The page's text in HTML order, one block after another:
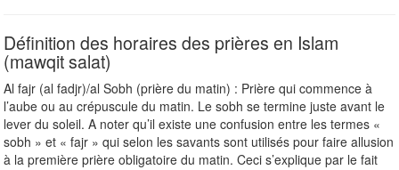
Définition des horaires des prières en Islam
(mawqit salat)
Al fajr (al fadjr)/al Sobh (prière du matin) : Prière qui commence à
l’aube ou au crépuscule du matin. Le sobh se termine juste avant le
lever du soleil. A noter qu’il existe une confusion entre les termes «
sobh » et « fajr » qui selon les savants sont utilisés pour faire allusion
à la première prière obligatoire du matin. Ceci s’explique par le fait